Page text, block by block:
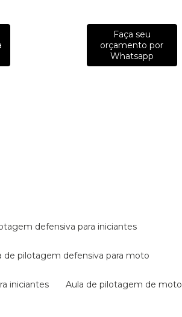
Faça seu
orçamento por
Whatsapp
defensiva para iniciantes
de pilotagem defensiva para moto
iniciantes aula de pilotagem de moto